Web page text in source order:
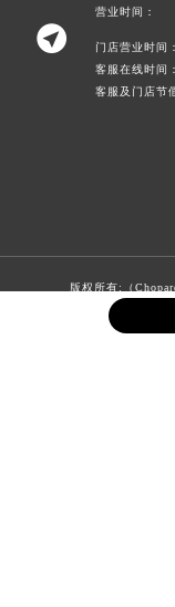

营业时间：
门店营业时间
客服在线时间
客服及门店节
版权所有:（